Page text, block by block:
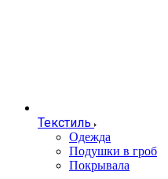
Текстиль
Одежда
Подушки в гроб
Покрывала